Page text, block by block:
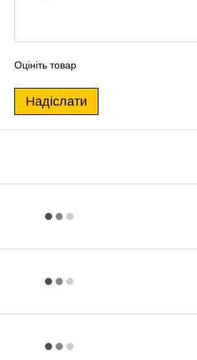
Оцініть товар
Надіслати